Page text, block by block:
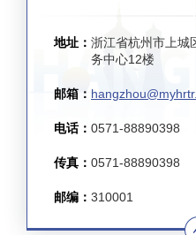
地址： 浙江省杭州市上城
务中心12楼
邮箱：
电话： 0571-88890398
传真： 0571-88890398
邮编： 310001